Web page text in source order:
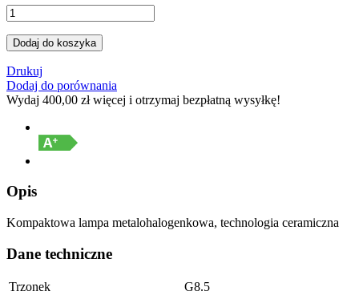
Dodaj do koszyka
Drukuj
Dodaj do porównania
Wydaj 400,00 złwięcej i otrzymaj bezpłatną wysyłkę!
Opis
Kompaktowa lampa metalohalogenkowa, technologia ceramiczna
Dane techniczne
Trzonek
G8.5